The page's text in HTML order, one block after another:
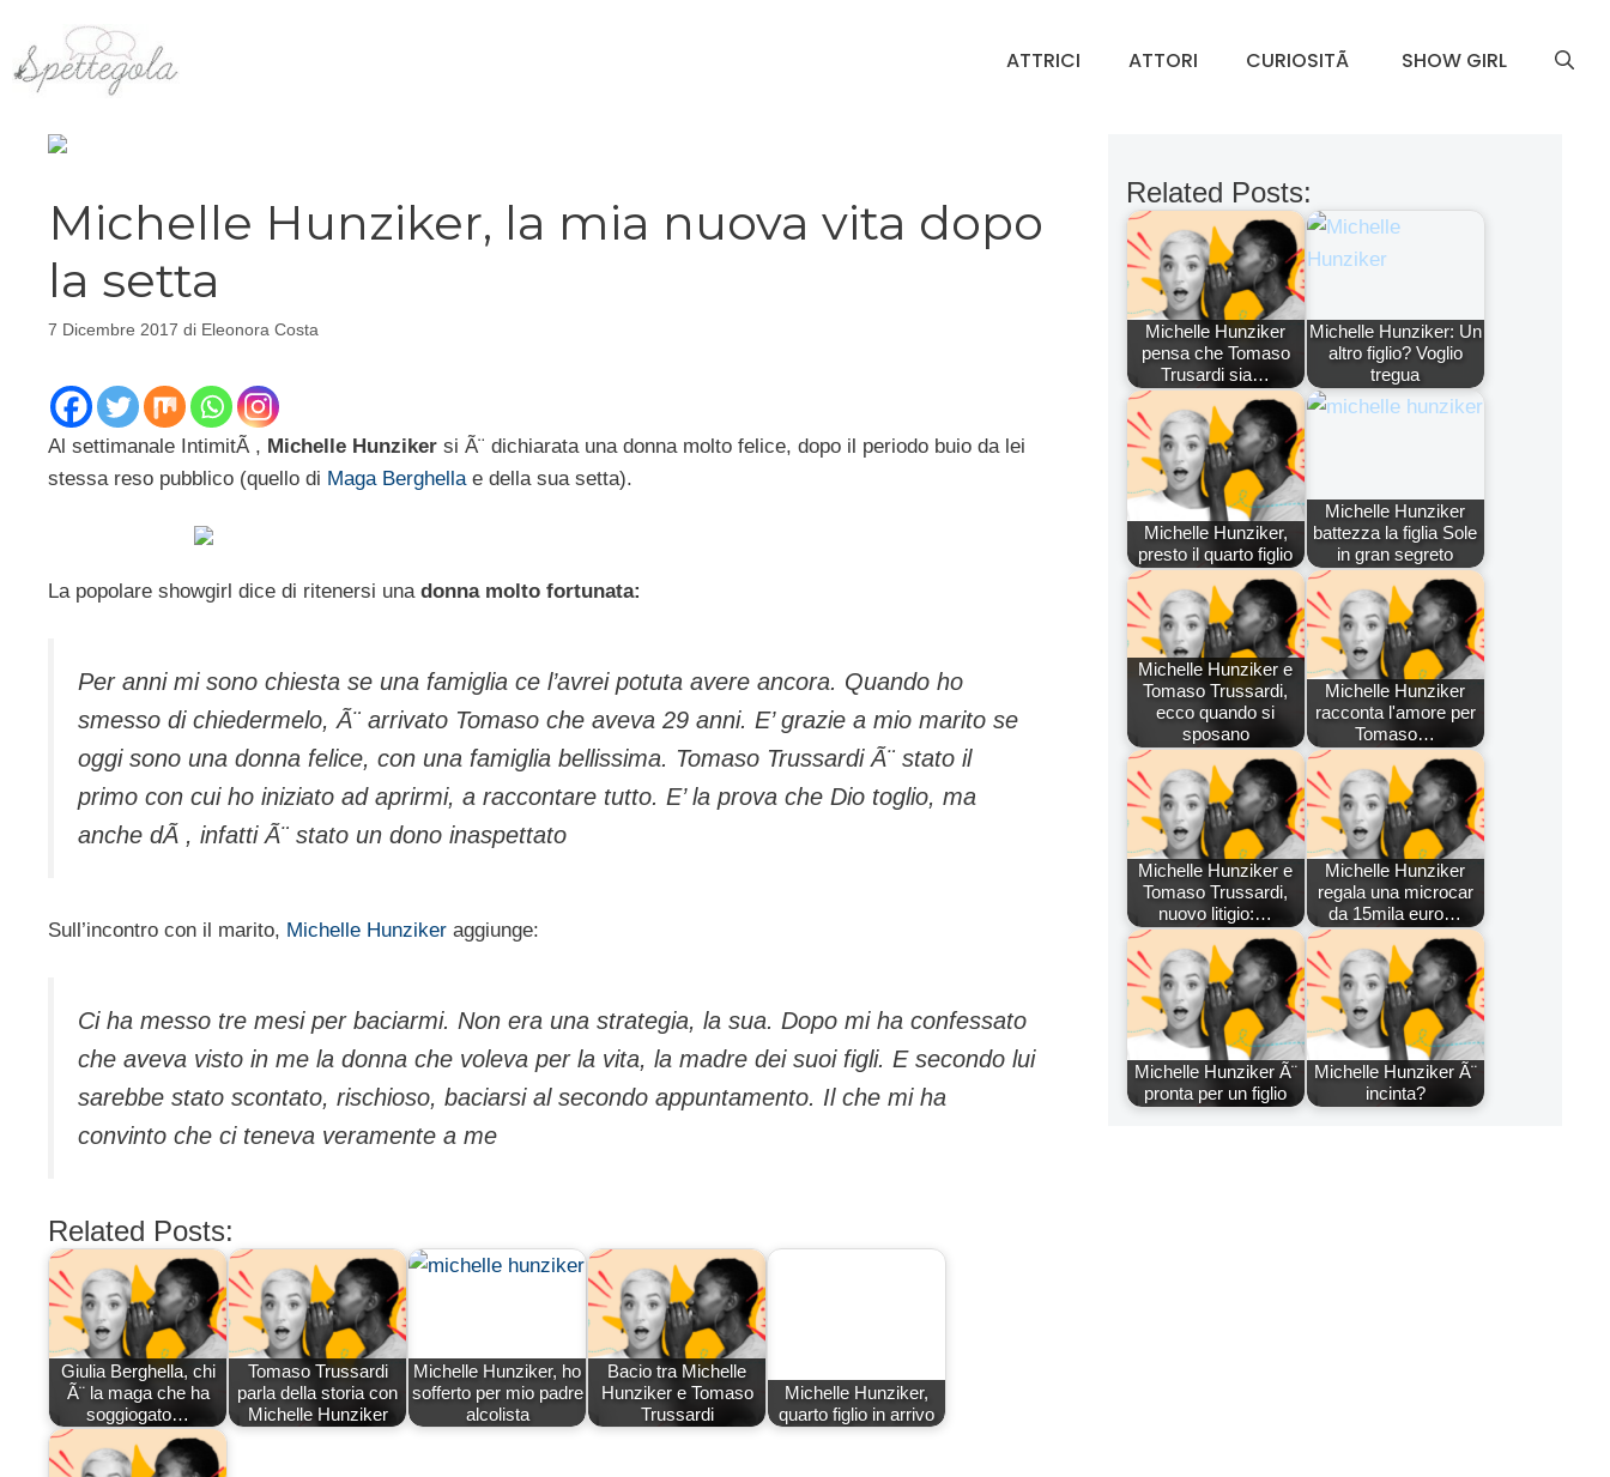
contenuto
ATTRICI ATTORI CURIOSITÃ SHOW GIRL
Michelle Hunziker, la mia nuova vita dopo
la setta
7 Dicembre 2017 di Eleonora Costa
Al settimanale IntimitÃ , Michelle Hunziker si Ã¨ dichiarata una donna molto felice, dopo il periodo buio da lei
stessa reso pubblico (quello di Maga Berghella e della sua setta).
La popolare showgirl dice di ritenersi una donna molto fortunata:
Per anni mi sono chiesta se una famiglia ce l’avrei potuta avere ancora. Quando ho
smesso di chiedermelo, Ã¨ arrivato Tomaso che aveva 29 anni. E’ grazie a mio marito se
oggi sono una donna felice, con una famiglia bellissima. Tomaso Trussardi Ã¨ stato il
primo con cui ho iniziato ad aprirmi, a raccontare tutto. E’ la prova che Dio toglio, ma
anche dÃ , infatti Ã¨ stato un dono inaspettato
Sull’incontro con il marito, Michelle Hunziker aggiunge:
Ci ha messo tre mesi per baciarmi. Non era una strategia, la sua. Dopo mi ha confessato
che aveva visto in me la donna che voleva per la vita, la madre dei suoi figli. E secondo lui
sarebbe stato scontato, rischioso, baciarsi al secondo appuntamento. Il che mi ha
convinto che ci teneva veramente a me
Related Posts:
Giulia Berghella, chi
Ã¨ la maga che ha
soggiogato…
Tomaso Trussardi
parla della storia con
Michelle Hunziker
Michelle Hunziker, ho
sofferto per mio padre
alcolista
Bacio tra Michelle
Hunziker e Tomaso
Trussardi
Michelle Hunziker,
quarto figlio in arrivo
Related Posts:
Michelle Hunziker
pensa che Tomaso
Trusardi sia…
Michelle Hunziker: Un
altro figlio? Voglio
tregua
Michelle Hunziker,
presto il quarto figlio
Michelle Hunziker
battezza la figlia Sole
in gran segreto
Michelle Hunziker e
Tomaso Trussardi,
ecco quando si
sposano
Michelle Hunziker
racconta l'amore per
Tomaso…
Michelle Hunziker e
Tomaso Trussardi,
nuovo litigio:…
Michelle Hunziker
regala una microcar
da 15mila euro…
Michelle Hunziker Ã¨
pronta per un figlio
Michelle Hunziker Ã¨
incinta?